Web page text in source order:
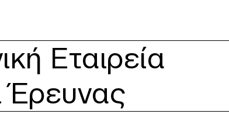
Εταιρεία
Έρευνας
και Έρευνας